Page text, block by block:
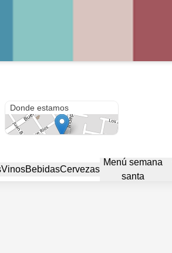
Donde estamos
VinosBebidasCervezas
Menú semana
santa